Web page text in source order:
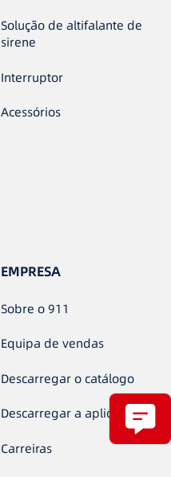
Solução de altifalante de
sirene
Interruptor
Acessórios
EMPRESA
Sobre o 911
Equipa de vendas
Descarregar o catálogo
Descarregar a aplicação
Carreiras